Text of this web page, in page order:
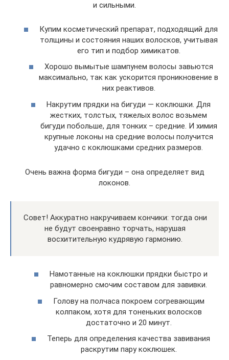
и сильными.
Купим косметический препарат, подходящий для
толщины и состояния наших волосков, учитывая
его тип и подбор химикатов.
Хорошо вымытые шампунем волосы завьются
максимально, так как ускорится проникновение в
них реактивов.
Накрутим прядки на бигуди — коклюшки. Для
жестких, толстых, тяжелых волос возьмем
бигуди побольше, для тонких – средние. И химия
крупные локоны на средние волосы получится
удачно с коклюшками средних размеров.
Очень важна форма бигуди – она определяет вид
локонов.
Совет! Аккуратно накручиваем кончики: тогда они
не будут своенравно торчать, нарушая
восхитительную кудрявую гармонию.
Намотанные на коклюшки прядки быстро и
равномерно смочим составом для завивки.
Голову на полчаса покроем согревающим
колпаком, хотя для тоненьких волосков
достаточно и 20 минут.
Теперь для определения качества завивания
раскрутим пару коклюшек.